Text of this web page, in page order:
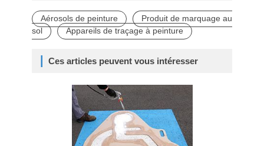
Aérosols de peinture
Produit de marquage au
sol
Appareils de traçage à peinture
Ces articles peuvent vous intéresser